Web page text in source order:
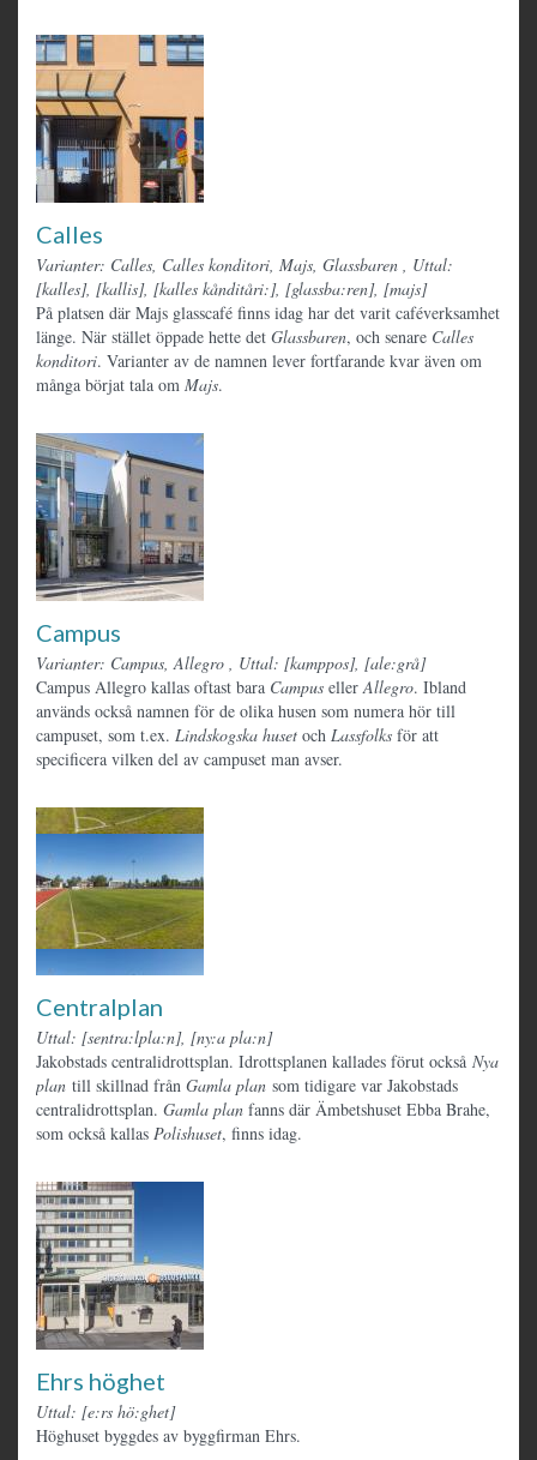
Calles
Varianter: Calles, Calles konditori, Majs, Glassbaren , Uttal:
[kalles], [kallis], [kalles kånditåri:], [glassba:ren], [majs]
På platsen där Majs glasscafé finns idag har det varit caféverksamhet
länge. När stället öppade hette det Glassbaren, och senare Calles
konditori. Varianter av de namnen lever fortfarande kvar även om
många börjat tala om Majs.
Campus
Varianter: Campus, Allegro , Uttal: [kamppos], [ale:grå]
Campus Allegro kallas oftast bara Campus ellerAllegro. Ibland
används också namnen för de olika husen som numera hör till
campuset, som t.ex. Lindskogska huset och Lassfolks för att
specificera vilken del av campuset man avser.
Centralplan
Uttal: [sentra:lpla:n], [ny:a pla:n]
Jakobstads centralidrottsplan. Idrottsplanen kallades förut också Nya
plan till skillnad från Gamla plan som tidigare var Jakobstads
centralidrottsplan. Gamla plan fanns där Ämbetshuset Ebba Brahe,
som också kallas Polishuset, finns idag.
Ehrs höghet
Uttal: [e:rs hö:ghet]
Höghuset byggdes av byggfirman Ehrs.